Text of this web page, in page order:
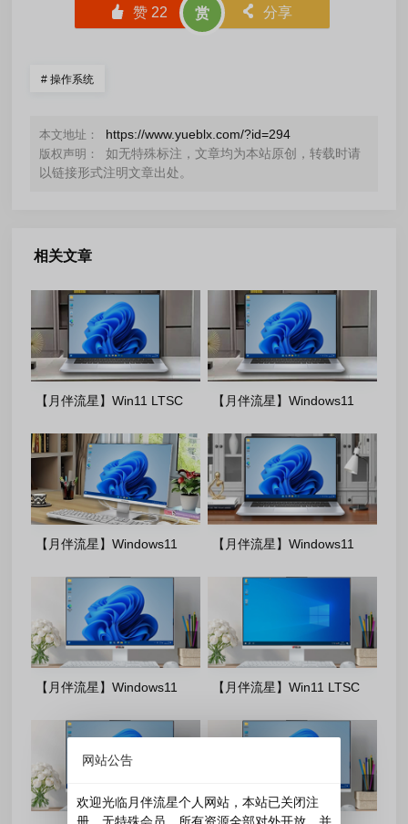
󰄼 赞 22 赏 󰄯 分享
# 操作系统
本文地址： https://www.yueblx.com/?id=294
版权声明：
如无特殊标注，文章均为本站原创，转载时请
以链接形式注明文章出处。
相关文章
【月伴流星】Win11 LTSC
2024 完整+适量精简多合一安
装版2026.08
【月伴流星】Windows11
25H2 完整+适量精简多合一安
装版2026.08
【月伴流星】Windows11
26H1 完整+适量精简多合一安
装版2026.07
【月伴流星】Windows11
23H2 完整+适量精简多合一安
装版2026.07
【月伴流星】Windows11
25H2 完整+适量精简多合一安
【月伴流星】Win11 LTSC
2024 完整+适量精简多合一安
网站公告
欢迎光临月伴流星个人网站，本站已关闭注
册，无特殊会员，所有资源全部对外开放，并